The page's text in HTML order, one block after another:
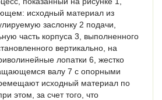
исходный материал из
заслонку 2 подачи,
часть корпуса 3, выполненного
вертикально, на
лопатки 6, жестко
валу 7 с опорными
исходный материал по
этом, за счет того, что